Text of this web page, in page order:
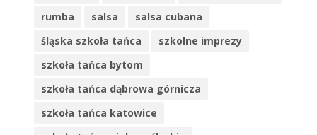
rumba
salsa
salsa cubana
śląska szkoła tańca
szkolne imprezy
szkoła tańca bytom
szkoła tańca dąbrowa górnicza
szkoła tańca katowice